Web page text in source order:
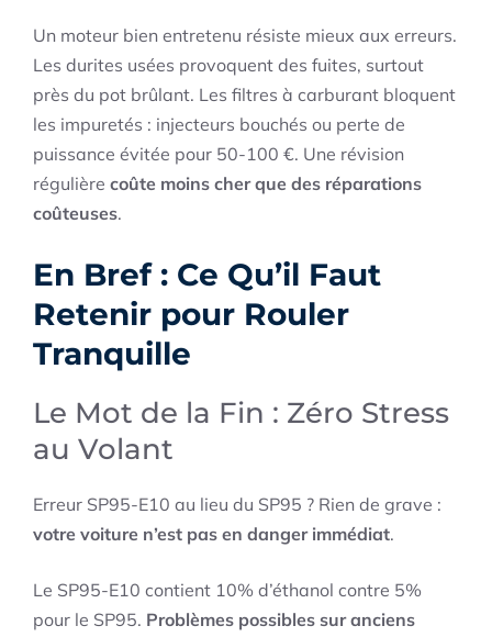
Un moteur bien entretenu résiste mieux aux erreurs.
Les durites usées provoquent des fuites, surtout
près du pot brûlant. Les filtres à carburant bloquent
les impuretés : injecteurs bouchés ou perte de
puissance évitée pour 50-100 €. Une révision
régulière coûte moins cher que des réparations
coûteuses.
En Bref : Ce Qu’il Faut
Retenir pour Rouler
Tranquille
Le Mot de la Fin : Zéro Stress
au Volant
Erreur SP95-E10 au lieu du SP95 ? Rien de grave :
votre voiture n’est pas en danger immédiat.
Le SP95-E10 contient 10% d’éthanol contre 5%
pour le SP95. Problèmes possibles sur anciens